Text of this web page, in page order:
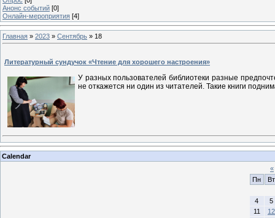
Анонс событий [0]
Онлайн-мероприятия [4]
Главная » 2023 » Сентябрь » 18
Литературный сундучок «Чтение для хорошего настроения»
У разных пользователей библиотеки разные
не откажется ни один из читателей. Такие книги
Calendar
«
Пн
Вт
4
5
11
12